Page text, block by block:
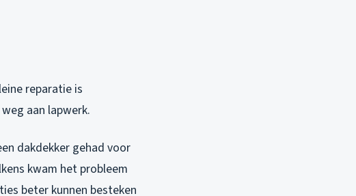
reparatie is
aan lapwerk.
dakdekker gehad voor
kwam het probleem
beter kunnen besteken